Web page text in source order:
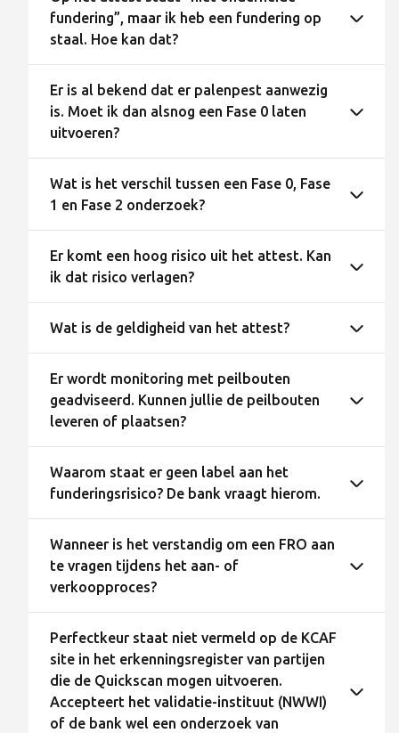
fundering”, maar ik heb een fundering op
staal. Hoe kan dat?
Er is al bekend dat er palenpest aanwezig
is. Moet ik dan alsnog een Fase 0 laten
uitvoeren?
Wat is het verschil tussen een Fase 0, Fase
1 en Fase 2 onderzoek?
Er komt een hoog risico uit het attest. Kan
ik dat risico verlagen?
Wat is de geldigheid van het attest?
Er wordt monitoring met peilbouten
geadviseerd. Kunnen jullie de peilbouten
leveren of plaatsen?
Waarom staat er geen label aan het
funderingsrisico? De bank vraagt hierom.
Wanneer is het verstandig om een FRO aan
te vragen tijdens het aan- of
verkoopproces?
Perfectkeur staat niet vermeld op de KCAF
site in het erkenningsregister van partijen
die de Quickscan mogen uitvoeren.
Accepteert het validatie-instituut (NWWI)
of de bank wel een onderzoek van